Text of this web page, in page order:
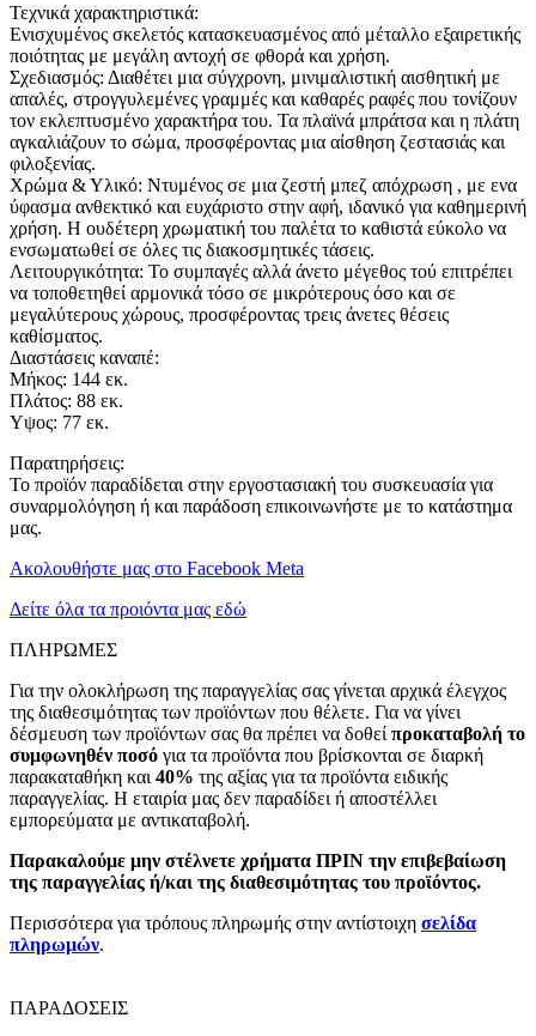
Τεχνικά χαρακτηριστικά:
Ενισχυμένος σκελετός κατασκευασμένος από μέταλλο εξαιρετικής
ποιότητας με μεγάλη αντοχή σε φθορά και χρήση.
Σχεδιασμός: Διαθέτει μια σύγχρονη, μινιμαλιστική αισθητική με
απαλές, στρογγυλεμένες γραμμές και καθαρές ραφές που τονίζουν
τον εκλεπτυσμένο χαρακτήρα του. Τα πλαϊνά μπράτσα και η πλάτη
αγκαλιάζουν το σώμα, προσφέροντας μια αίσθηση ζεστασιάς και
φιλοξενίας.
Χρώμα & Υλικό: Ντυμένος σε μια ζεστή μπεζ απόχρωση , με ενα
ύφασμα ανθεκτικό και ευχάριστο στην αφή, ιδανικό για καθημερινή
χρήση. Η ουδέτερη χρωματική του παλέτα το καθιστά εύκολο να
ενσωματωθεί σε όλες τις διακοσμητικές τάσεις.
Λειτουργικότητα: Το συμπαγές αλλά άνετο μέγεθος τού επιτρέπει
να τοποθετηθεί αρμονικά τόσο σε μικρότερους όσο και σε
μεγαλύτερους χώρους, προσφέροντας τρεις άνετες θέσεις
καθίσματος.
Διαστάσεις καναπέ:
Μήκος: 144 εκ.
Πλάτος: 88 εκ.
Υψος: 77 εκ.
Παρατηρήσεις:
Το προϊόν παραδίδεται στην εργοστασιακή του συσκευασία για
συναρμολόγηση ή και παράδοση επικοινωνήστε με το κατάστημα
μας.
Ακολουθήστε μας στο Facebook Meta
Δείτε όλα τα προιόντα μας εδώ
ΠΛΗΡΩΜΕΣ
Για την ολοκλήρωση της παραγγελίας σας γίνεται αρχικά έλεγχος
της διαθεσιμότητας των προϊόντων που θέλετε. Για να γίνει
δέσμευση των προϊόντων σας θα πρέπει να δοθεί προκαταβολή το
συμφωνηθέν ποσό για τα προϊόντα που βρίσκονται σε διαρκή
παρακαταθήκη και 40% της αξίας για τα προϊόντα ειδικής
παραγγελίας. Η εταιρία μας δεν παραδίδει ή αποστέλλει
εμπορεύματα με αντικαταβολή.
Παρακαλούμε μην στέλνετε χρήματα ΠΡΙΝ την επιβεβαίωση
της παραγγελίας ή/και της διαθεσιμότητας του προϊόντος.
Περισσότερα για τρόπους πληρωμής στην αντίστοιχη σελίδα
πληρωμών.
ΠΑΡΑΔΟΣΕΙΣ